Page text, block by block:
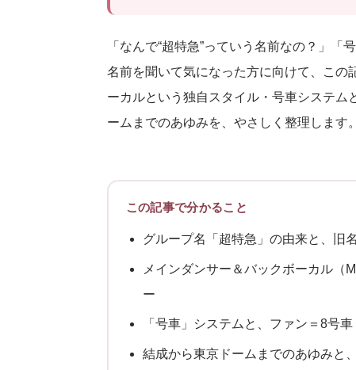
「なんで“超特急”っていう名前なの？」
名前を聞いて気になった方に向けて、この
ーカルという独自スタイル・号車システム
ームまでのあゆみを、やさしく整理します。
この記事で分かること
グループ名「超特急」の由来と、旧
メインダンサー＆バックボーカル（
ー
「号車」システムと、ファン＝8号
結成から東京ドームまでのあゆみと